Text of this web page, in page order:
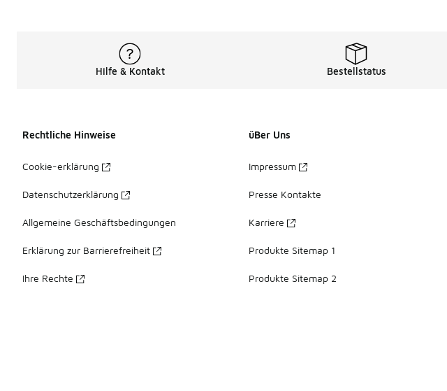
Hilfe & Kontakt Bestellstatus
Rechtliche Hinweise
Cookie-erklärung
Datenschutzerklärung
Allgemeine Geschäftsbedingungen
Erklärung zur Barrierefreiheit
Ihre Rechte
üBer Uns
Impressum
Presse Kontakte
Karriere
Produkte Sitemap 1
Produkte Sitemap 2